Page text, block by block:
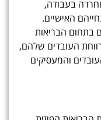
בעבודה,
האישיים.
בתחום הבריאות
העובדים שלהם,
והמעסיקים